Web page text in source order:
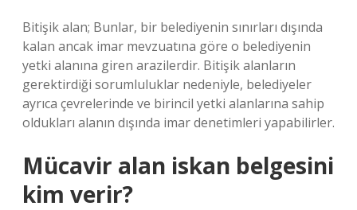
Bitişik alan; Bunlar, bir belediyenin sınırları dışında
kalan ancak imar mevzuatına göre o belediyenin
yetki alanına giren arazilerdir. Bitişik alanların
gerektirdiği sorumluluklar nedeniyle, belediyeler
ayrıca çevrelerinde ve birincil yetki alanlarına sahip
oldukları alanın dışında imar denetimleri yapabilirler.
Mücavir alan iskan belgesini
kim verir?